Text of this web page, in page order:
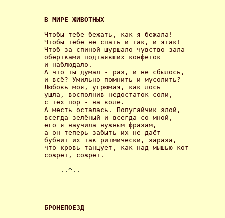
В МИРЕ ЖИВОТНЫХ
Чтобы тебе бежать, как я бежала!
Чтобы тебе не спать и так, и этак!
Чтоб за спиной шуршало чувство зала
обёртками подтаявших конфеток
и наблюдало.
А что ты думал - раз, и не сбылось,
и всё? Умильно помнить и мусолить?
Любовь моя, угрюмая, как лось
ушла, восполнив недостаток соли,
с тех пор - на воле.
А месть осталась. Попугайчик злой,
всегда зелёный и всегда со мной,
его я научила нужным фразам,
а он теперь забыть их не даёт -
бубнит их так ритмически, зараза,
что кровь танцует, как над мышью кот -
сожрёт, сожрёт.
..^..
БРОНЕПОЕЗД